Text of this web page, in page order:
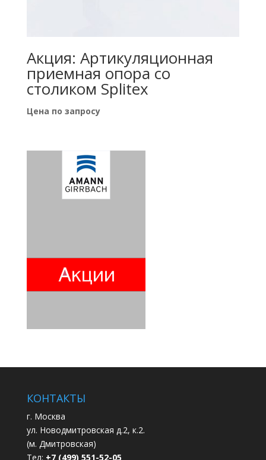
Акция: Артикуляционная
приемная опора со
столиком Splitex
Цена по запросу
КОНТАКТЫ
г. Москва
ул. Новодмитровская д.2, к.2.
(м. Дмитровская)
Тел: +7 (499) 551-52-05